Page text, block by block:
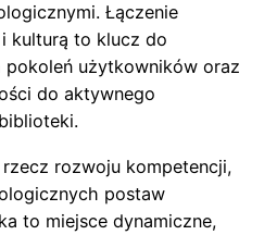
Łączenie
kulturą to klucz do
użytkowników oraz
do aktywnego
rzecz rozwoju kompetencji,
postaw
to miejsce dynamiczne,